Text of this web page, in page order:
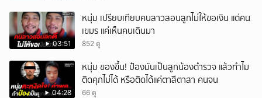
03:51
หนุ่ม เปรียบเทียบคนลาวสอนลูกไม่ให้ขอเงิน แต่คน
เขมร แค่เห็นคนเดินมา
852 ดู
04:28
หนุ่ม ของขึ้น! ป๋องมันเป็นลูกน้องตำรวจ แล้วทำไม
ติดคุกไม่ได้ หรือติดได้แค่ตาสีตาสา คนจน
66 ดู